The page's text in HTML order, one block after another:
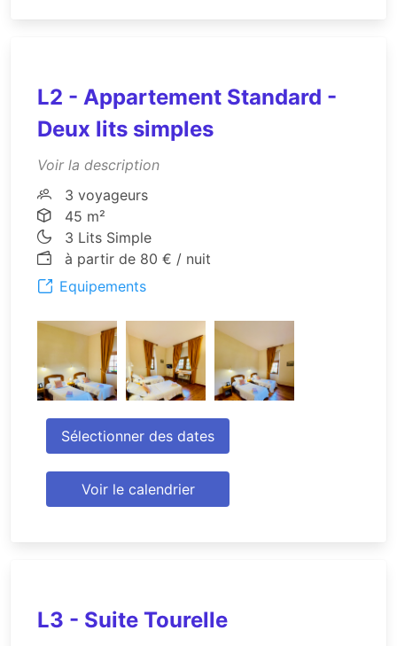
L2 - Appartement Standard -
Deux lits simples
Voir la description
3 voyageurs
45 m²
3 Lits Simple
à partir de 80 € / nuit
Equipements
Sélectionner des dates
Voir le calendrier
L3 - Suite Tourelle